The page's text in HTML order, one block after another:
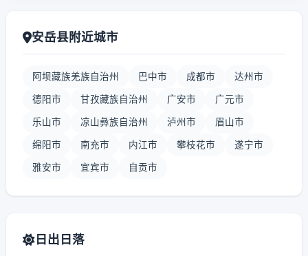
安岳县附近城市
阿坝藏族羌族自治州 巴中市 成都市 达州市
德阳市 甘孜藏族自治州 广安市 广元市
乐山市 凉山彝族自治州 泸州市 眉山市
绵阳市 南充市 内江市 攀枝花市 遂宁市
雅安市 宜宾市 自贡市
日出日落